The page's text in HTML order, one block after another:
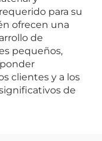
para su
ofrecen una
de
pequeños,
clientes y a los
de